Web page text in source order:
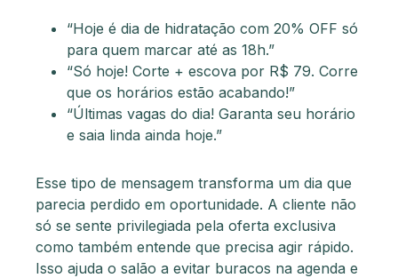
“Hoje é dia de hidratação com 20% OFF só
para quem marcar até as 18h.”
“Só hoje! Corte + escova por R$ 79. Corre
que os horários estão acabando!”
“Últimas vagas do dia! Garanta seu horário
e saia linda ainda hoje.”
Esse tipo de mensagem transforma um dia que
parecia perdido em oportunidade. A cliente não
só se sente privilegiada pela oferta exclusiva
como também entende que precisa agir rápido.
Isso ajuda o salão a evitar buracos na agenda e